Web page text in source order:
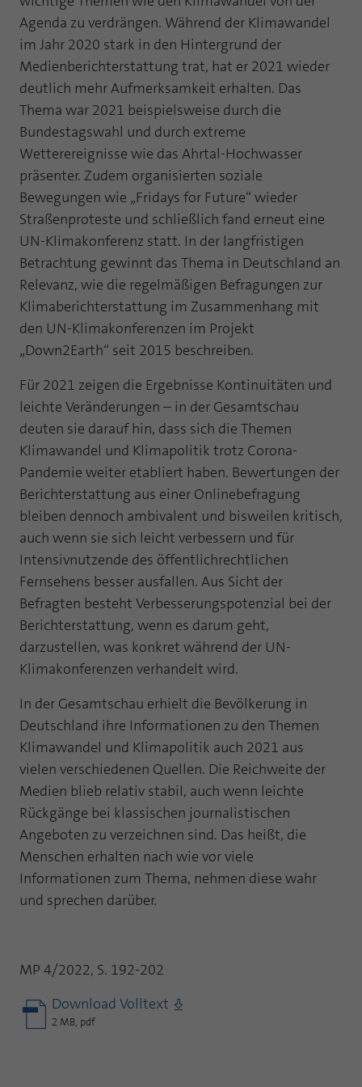
Agenda zu verdrängen. Während der Klimawandel
im Jahr 2020 stark in den Hintergrund der
Medienberichterstattung trat, hat er 2021 wieder
deutlich mehr Aufmerksamkeit erhalten. Das
Thema war 2021 beispielsweise durch die
Bundestagswahl und durch extreme
Wetterereignisse wie das Ahrtal-Hochwasser
präsenter. Zudem organisierten soziale
Bewegungen wie „Fridays for Future“ wieder
Straßenproteste und schließlich fand erneut eine
UN-Klimakonferenz statt. In der langfristigen
Betrachtung gewinnt das Thema in Deutschland an
Relevanz, wie die regelmäßigen Befragungen zur
Klimaberichterstattung im Zusammenhang mit
den UN-Klimakonferenzen im Projekt
„Down2Earth“ seit 2015 beschreiben.
Für 2021 zeigen die Ergebnisse Kontinuitäten und
leichte Veränderungen – in der Gesamtschau
deuten sie darauf hin, dass sich die Themen
Klimawandel und Klimapolitik trotz Corona-
Pandemie weiter etabliert haben. Bewertungen der
Berichterstattung aus einer Onlinebefragung
bleiben dennoch ambivalent und bisweilen kritisch,
auch wenn sie sich leicht verbessern und für
Intensivnutzende des öffentlichrechtlichen
Fernsehens besser ausfallen. Aus Sicht der
Befragten besteht Verbesserungspotenzial bei der
Berichterstattung, wenn es darum geht,
darzustellen, was konkret während der UN-
Klimakonferenzen verhandelt wird.
In der Gesamtschau erhielt die Bevölkerung in
Deutschland ihre Informationen zu den Themen
Klimawandel und Klimapolitik auch 2021 aus
vielen verschiedenen Quellen. Die Reichweite der
Medien blieb relativ stabil, auch wenn leichte
Rückgänge bei klassischen journalistischen
Angeboten zu verzeichnen sind. Das heißt, die
Menschen erhalten nach wie vor viele
Informationen zum Thema, nehmen diese wahr
und sprechen darüber.
MP 4/2022, S. 192-202
Download Volltext
2 MB, pdf
Name fe_typo_user
Anbieter TYPO3
Laufzeit Session
Dieses Cookie ist ein Standard-Session-
Cookie von TYPO3. Es speichert im Falle
eines Benutzer-Logins die Session ID
mithilfe derer der eingeloggte User
wiedererkannt wird, um ihm Zugang zu
Name PHPSESSID
Laufzeit Ende der Sitzung
Zweck PHPs Standard Sitzungs Identifikation
Cookie-Informationen anzeigen
Statistik und Performance mit AT INTERNET
Name atidvisitor
Anbieter AT INTERNET
Laufzeit 1 Jahr
Zweck
Cookie von AT INTERNET zur Steuerung der
erweiterten Script- und Ereignisbehandlung
Name atuserid
Anbieter AT INTERNET
Laufzeit 1 Jahr
Zweck
Cookie von AT INTERNET zur Steuerung der
erweiterten Script- und Ereignisbehandlung
Cookie-Informationen anzeigen